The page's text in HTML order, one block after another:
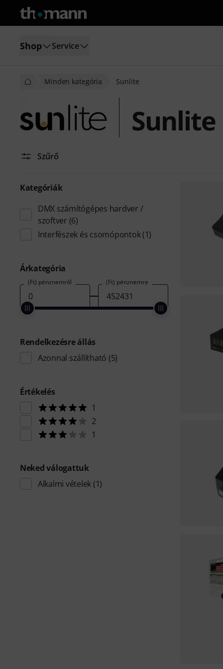
Shop Service
Minden kategória Sunlite
Sunlite
Szűrő
Kategóriák
DMX számítógépes hardver /
szoftver (6)
Interfészek és csomópontok(1)
Árkategória
(Ft) pénznemről (Ft) pénznemre
Rendelkezésre állás
Azonnal szállítható (5)
Értékelés
1
2
1
Neked válogattuk
Alkalmi vételek (1)